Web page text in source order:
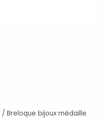
/ Breloque bijoux médaille